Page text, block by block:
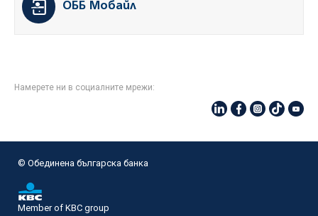
ОББ Мобайл
Намерете ни в социалните мрежи:
© Oбединена българска банка
Member of KBC group